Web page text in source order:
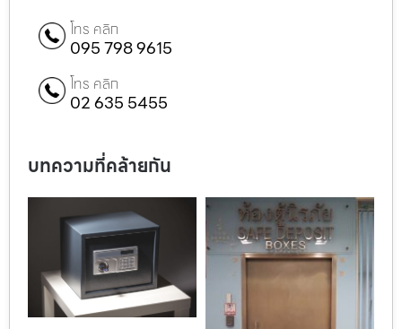
โทร คลิก
095 798 9615
โทร คลิก
02 635 5455
บทความที่คล้ายกัน